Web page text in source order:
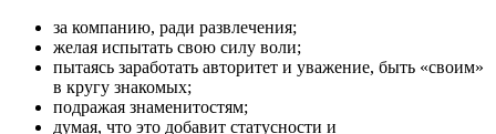
за компанию, ради развлечения;
желая испытать свою силу воли;
пытаясь заработать авторитет и уважение, быть «своим»
в кругу знакомых;
подражая знаменитостям;
думая, что это добавит статусности и